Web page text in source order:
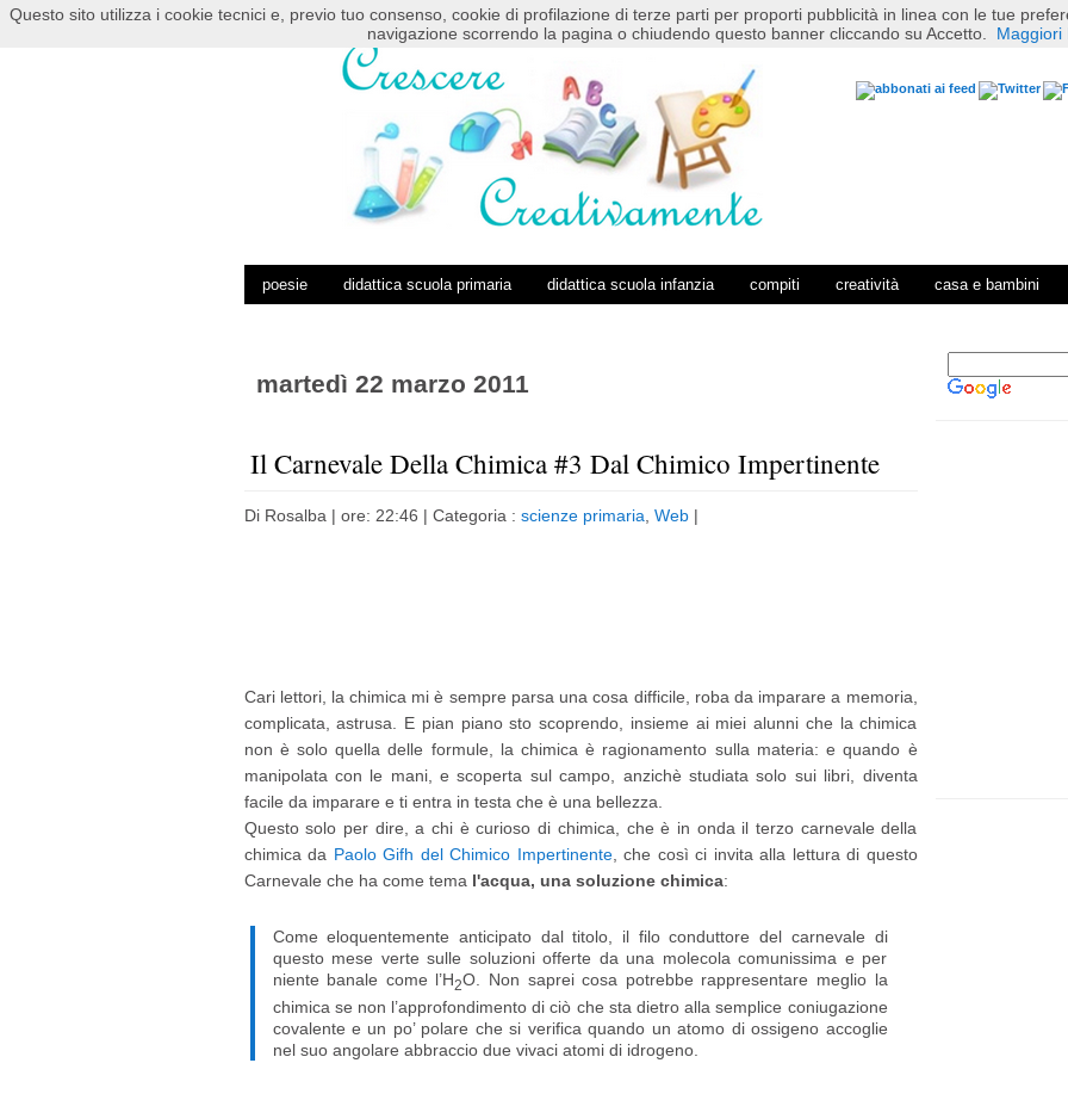
HOME POSTS RSS COMMENTS RSS
poesie didattica scuola primaria didattica scuola infanzia compiti creatività casa e bambini
martedì 22 marzo 2011
Il Carnevale Della Chimica #3 Dal Chimico Impertinente
Di Rosalba | ore: 22:46 | Categoria : scienze primaria Web |
Cari lettori, la chimica mi è sempre parsa una cosa difficile, roba da imparare a memoria,
complicata, astrusa. E pian piano sto scoprendo, insieme ai miei alunni che la chimica
non è solo quella delle formule, la chimica è ragionamento sulla materia: e quando è
manipolata con le mani, e scoperta sul campo, anzichè studiata solo sui libri, diventa
facile da imparare e ti entra in testa che è una bellezza.
Questo solo per dire, a chi è curioso di chimica, che è in onda il terzo carnevale della
chimica da Paolo Gifh del Chimico Impertinente, che così ci invita alla lettura di questo
Carnevale che ha come tema l'acqua, una soluzione chimica:
Come eloquentemente anticipato dal titolo, il filo conduttore del carnevale di
questo mese verte sulle soluzioni offerte da una molecola comunissima e per
niente banale come l’H2O. Non saprei cosa potrebbe rappresentare meglio la
chimica se non l’approfondimento di ciò che sta dietro alla semplice coniugazione
covalente e un po’ polare che si verifica quando un atomo di ossigeno accoglie
nel suo angolare abbraccio due vivaci atomi di idrogeno.
Questo sito utilizza i cookie tecnici e, previo tuo consenso, cookie di profilazione di terze parti per proporti pubblicità in linea con le tue
navigazione scorrendo la pagina o chiudendo questo banner cliccando su Accetto.
Maggiori